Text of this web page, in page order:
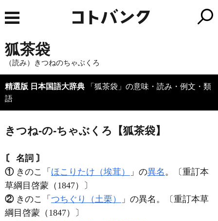
狐茶袋
（読み）きつねのちゃぶくろ
精選版 日本国語大辞典 「狐茶袋」の意味・読み・例文・類
語
きつね‐の‐ちゃぶくろ【狐茶袋】
〘 名詞 〙
①きのこ「 ほこりたけ（埃茸） 」の異名 。〔重訂本
草綱目啓蒙（1847）〕
②きのこ「 つちぐり（土栗）
」の異名。〔重訂本草
綱目啓蒙（1847）〕